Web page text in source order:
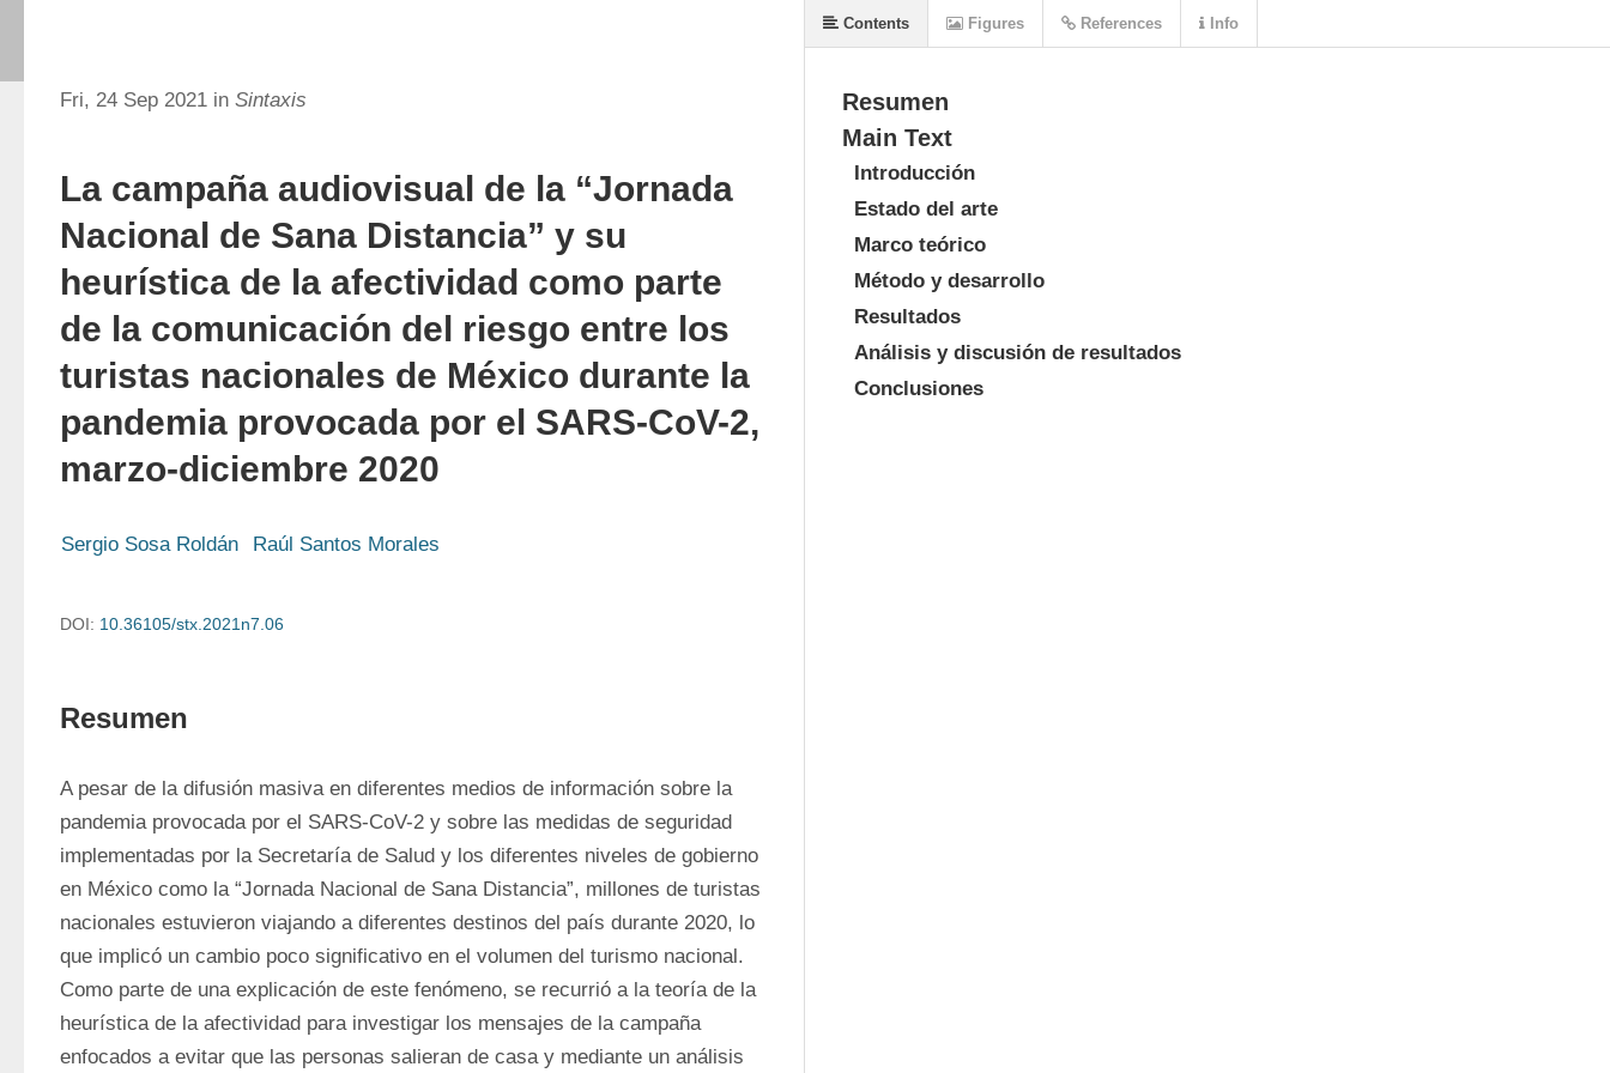
Fri, 24 Sep 2021 in Sintaxis
La campaña audiovisual de la “Jornada
Nacional de Sana Distancia” y su
heurística de la afectividad como parte
de la comunicación del riesgo entre los
turistas nacionales de México durante la
pandemia provocada por el SARS-CoV-2,
marzo-diciembre 2020
Sergio Sosa Roldán Raúl Santos Morales
DOI: 10.36105/stx.2021n7.06
Resumen
A pesar de la difusión masiva en diferentes medios de información sobre la
pandemia provocada por el SARS-CoV-2 y sobre las medidas de seguridad
implementadas por la Secretaría de Salud y los diferentes niveles de gobierno
en México como la “Jornada Nacional de Sana Distancia”, millones de turistas
nacionales estuvieron viajando a diferentes destinos del país durante 2020, lo
que implicó un cambio poco significativo en el volumen del turismo nacional.
Como parte de una explicación de este fenómeno, se recurrió a la teoría de la
heurística de la afectividad para investigar los mensajes de la campaña
enfocados a evitar que las personas salieran de casa y mediante un análisis
Resumen
Main Text
Introducción
Estado del arte
Marco teórico
Método y desarrollo
Resultados
Análisis y discusión de resultados
Conclusiones
Contents Figures References Info